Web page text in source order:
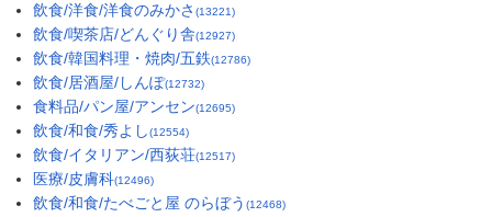
飲食/洋食/洋食のみかさ (13221)
飲食/喫茶店/どんぐり舎(12927)
飲食/韓国料理・焼肉/五鉄(12786)
飲食/居酒屋/しんぽ(12732)
食料品/パン屋/アンセン(12695)
飲食/和食/秀よし(12554)
飲食/イタリアン/西荻荘(12517)
医療/皮膚科(12496)
飲食/和食/たべごと屋 のらぼう (12468)